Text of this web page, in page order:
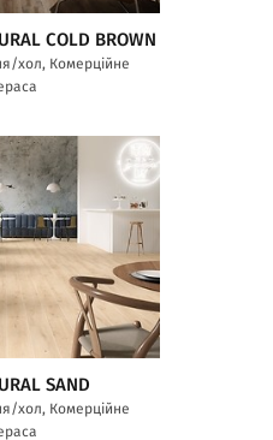
COLD BROWN
хол, Комерційне
SAND
хол, Комерційне